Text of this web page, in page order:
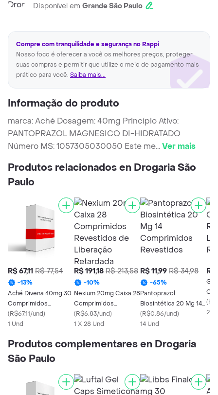
Disponível em Grande São Paulo
Compre com tranquilidade e segurança no Rappi
Nosso foco é oferecer a você os melhores preços, proteger
suas compras e permitir que utilize o meio de pagamento mais
prático para você. Saiba mais...
Informação do produto
marca: Aché Dosagem: 40mg Princípio Ativo:
PANTOPRAZOL MAGNESICO DI-HIDRATADO
Número MS: 1057305030050 Este me...Ver mais
Produtos relacionados en Drogaria São
Paulo
R$ 67,11 R$ 77,54
-13%
Aché Divena 40mg 30
Comprimidos
Revestidos de
Liberação Retardada
(R$67.11/und)
1 Und
R$ 191,18 R$ 213,58
-10%
Nexium 20mg Caixa 28
Comprimidos
Revestidos de
Liberação Retardada
(R$6.83/und)
1 X 28 Und
R$ 11,99 R$ 34,98
-65%
Pantoprazol
Biosintética 20 Mg 14
Comprimidos
Revestidos
(R$0.86/und)
14 Und
R$
(
28
Produtos complementares en Drogaria
São Paulo